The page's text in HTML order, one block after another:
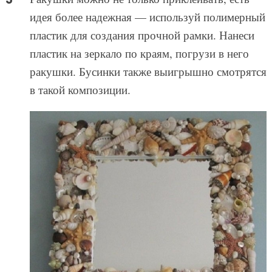
идея более надежная — используй полимерный
пластик для создания прочной рамки. Нанеси
пластик на зеркало по краям, погрузи в него
ракушки. Бусинки также выигрышно смотрятся
в такой композиции.